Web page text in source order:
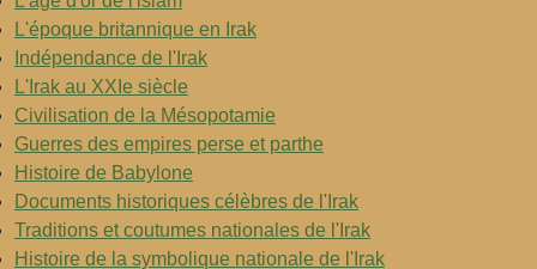
L'époque britannique en Irak
Indépendance de l'Irak
L'Irak au XXIe siècle
Civilisation de la Mésopotamie
Guerres des empires perse et parthe
Histoire de Babylone
Documents historiques célèbres de l'Irak
Traditions et coutumes nationales de l'Irak
Histoire de la symbolique nationale de l'Irak